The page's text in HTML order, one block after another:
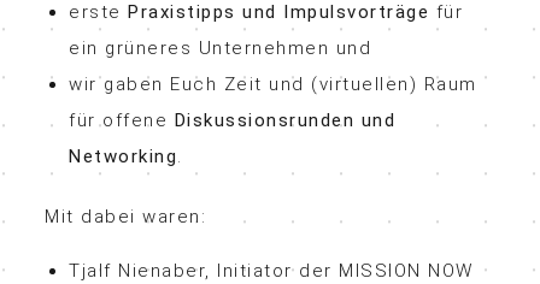
erstePraxistipps und Impulsvorträge für
ein grüneres Unternehmen und
wir gaben Euch Zeit und (virtuellen) Raum
für offene Diskussionsrunden und
Networking.
Mit dabei waren:
Tjalf Nienaber, Initiator der MISSION NOW